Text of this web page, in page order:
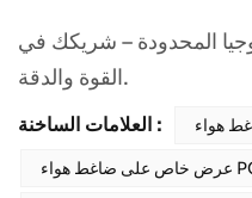
المحدودة – شريكك في
القوة والدقة.
العلامات الساخنة :